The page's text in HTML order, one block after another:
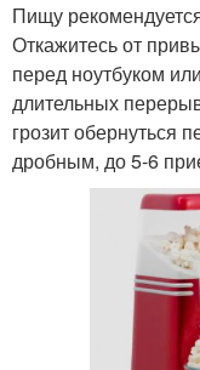
Пищу
Откажитесь от
перед ноутбуком
длительных
грозит обернуться
дробным, до 5-6